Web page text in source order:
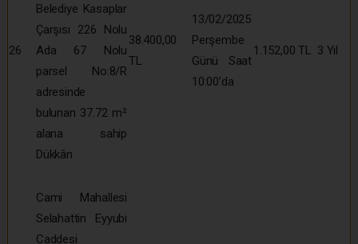
26
Belediye Kasaplar
Çarşısı 226 Nolu
Ada 67 Nolu
parsel No:8/R
adresinde
bulunan 37.72 m²
alana sahip
Dükkân
38.400,00
TL
13/02/2025
Perşembe
Günü Saat
10:00’da
1.152,00 TL 3 Yıl
Cami Mahallesi
Selahattin Eyyubi
Caddesi